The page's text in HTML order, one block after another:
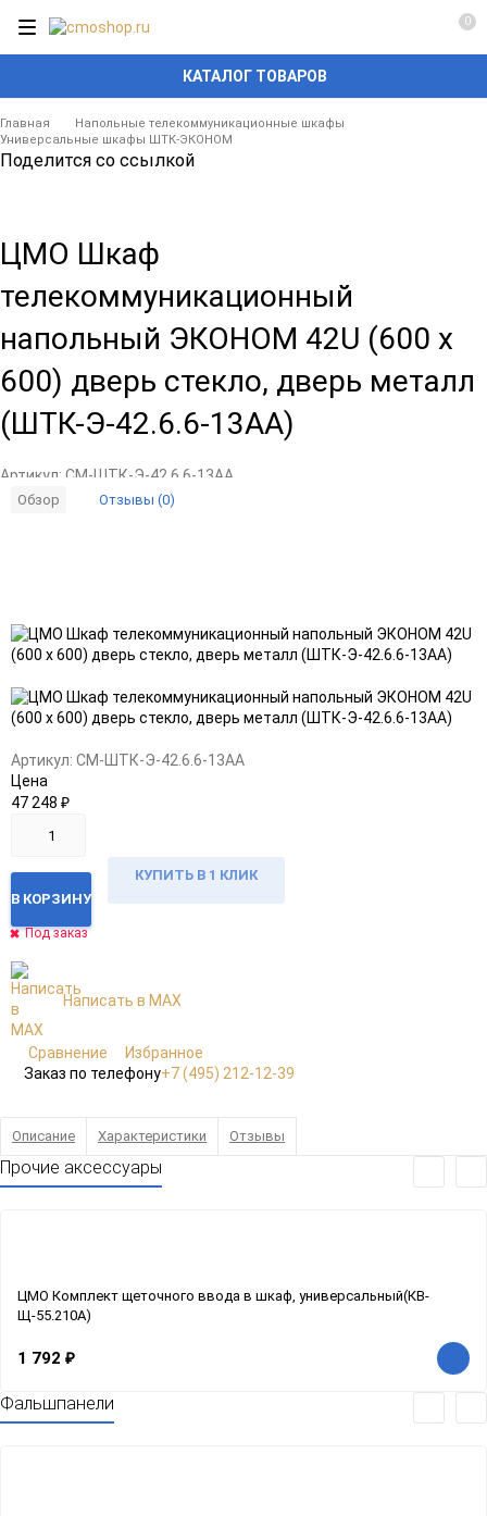
КАТАЛОГ ТОВАРОВ
0
Главная
Напольные телекоммуникационные шкафы
Универсальные шкафы ШТК-ЭКОНОМ
Поделится со ссылкой
ЦМО Шкаф
телекоммуникационный
напольный ЭКОНОМ 42U (600 х
600) дверь стекло, дверь металл
(ШТК-Э-42.6.6-13АА)
Артикул: CM-ШТК-Э-42.6.6-13АА
Обзор Отзывы (0)
в
избранное
к
сравнению
Артикул: CM-ШТК-Э-42.6.6-13АА
Цена
47 248 ₽
В КОРЗИНУ
КУПИТЬ В 1 КЛИК
Под заказ
Написать в MAX
Сравнение
Избранное
Заказ по телефону+7 (495) 212-12-39
Описание Характеристики Отзывы
Прочие аксессуары
ЦМО Комплект щеточного ввода в шкаф, универсальный(КВ-
Щ-55.210А)
1 792 ₽
Фальшпанели